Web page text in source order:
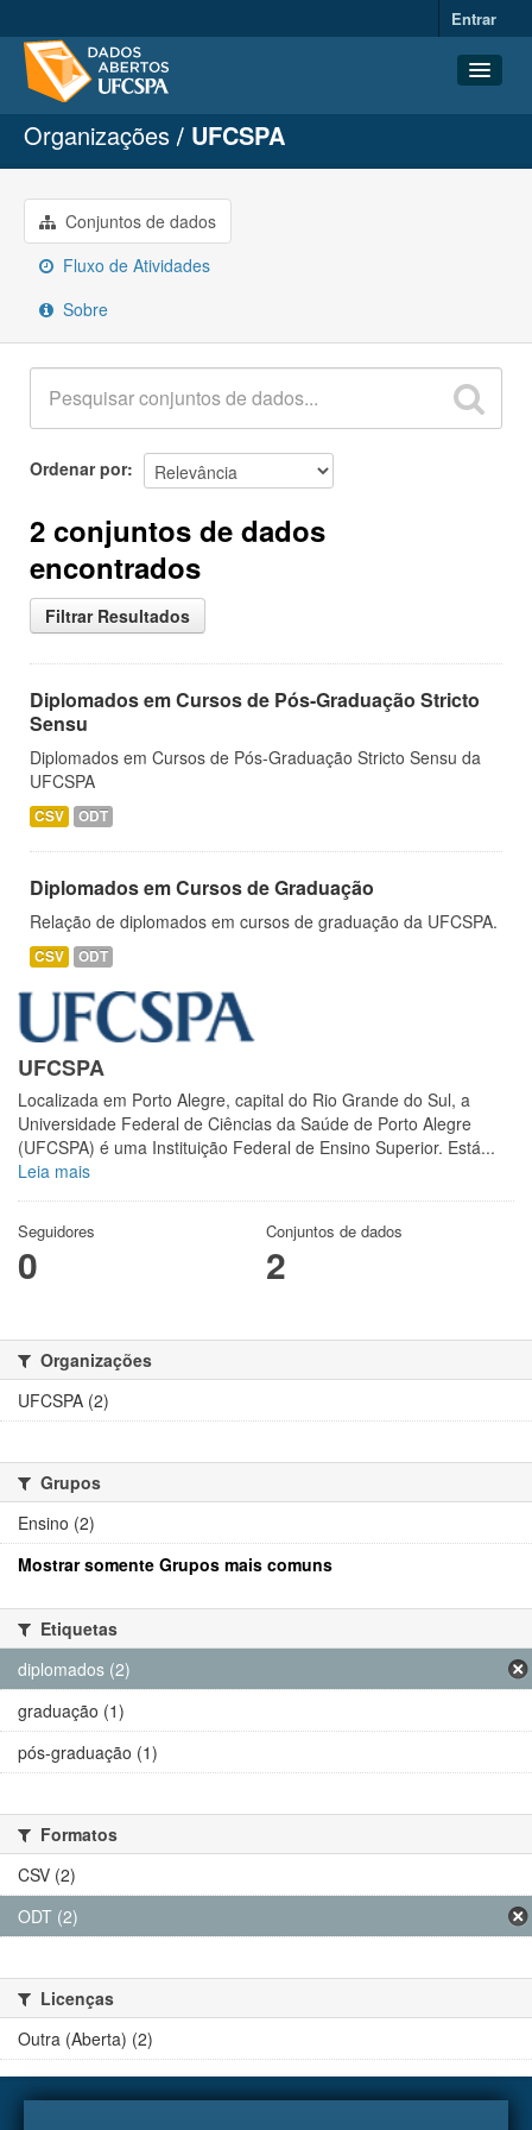
Entrar
Conjuntos de dados
Organizações
Grupos
Sobre
Organizações UFCSPA
Conjuntos de dados
Fluxo de Atividades
Sobre
Ordenar por
2 conjuntos de dados
encontrados
Filtrar Resultados
Diplomados em Cursos de Pós-Graduação Stricto
Sensu
Diplomados em Cursos de Pós-Graduação Stricto Sensu da
UFCSPA
CSV ODT
Diplomados em Cursos de Graduação
Relação de diplomados em cursos de graduação da UFCSPA.
CSV ODT
UFCSPA
Localizada em Porto Alegre, capital do Rio Grande do Sul, a
Universidade Federal de Ciências da Saúde de Porto Alegre
(UFCSPA) é uma Instituição Federal de Ensino Superior. Está...
Leia mais
Seguidores
0
Conjuntos de dados
2
Organizações
UFCSPA (2)
Grupos
Ensino (2)
Mostrar somente Grupos mais comuns
Etiquetas
diplomados (2)
graduação (1)
pós-graduação (1)
Formatos
CSV (2)
ODT (2)
Licenças
Outra (Aberta) (2)